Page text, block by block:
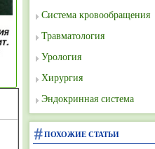
Система кровообращения
Травматология
Урология
Хирургия
Эндокринная система
ПОХОЖИЕ СТАТЬИ